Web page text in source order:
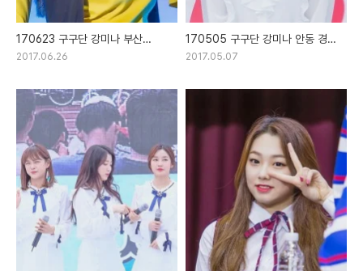
170623 구구단 강미나 부산
환경음악회 직찍
2017.06.26
170505 구구단 강미나 안동 경북
어린이날 대잔치 직찍
2017.05.07